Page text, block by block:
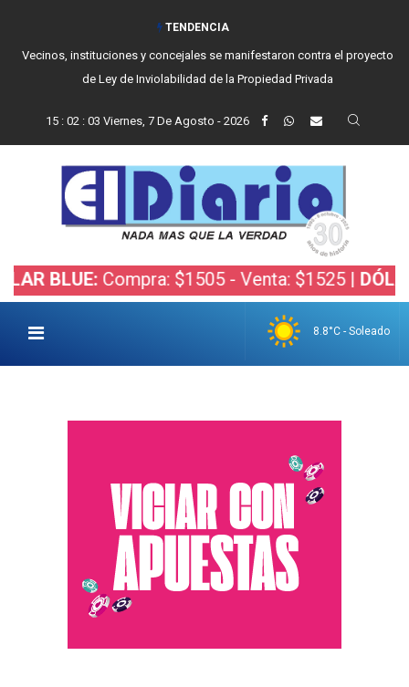
TENDENCIA
Vecinos, instituciones y concejales se manifestaron contra el proyecto
de Ley de Inviolabilidad de la Propiedad Privada
15: 02: 04 Viernes, 7 De Agosto - 2026
Compra: $1505 - Venta: $1525 |DÓLAR
8.8°C - Soleado